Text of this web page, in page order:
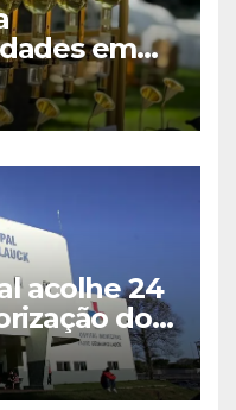
em
de
acolhe 24
dos
mesa